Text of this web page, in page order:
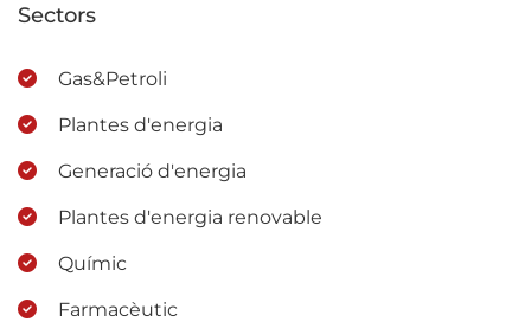
Sectors
Gas&Petroli
Plantes d'energia
Generació d'energia
Plantes d'energia renovable
Químic
Farmacèutic